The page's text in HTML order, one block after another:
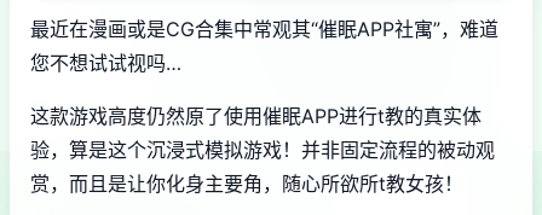
最近在漫画或是CG合集中常观其“催眠APP社寓”，难道
您不想试试视吗…
这款游戏高度仍然原了使用催眠APP进行t教的真实体
验，算是这个沉浸式模拟游戏！并非固定流程的被动观
赏，而且是让你化身主要角，随心所欲所t教女孩！